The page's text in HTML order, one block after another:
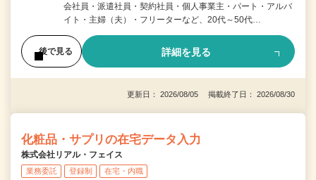
会社員・派遣社員・契約社員・個人事業主・パート・アルバ
イト・主婦（夫）・フリーターなど、20代～50代…
後で見る 詳細を見る
更新日： 2026/08/05 掲載終了日： 2026/08/30
化粧品・サプリの在宅データ入力
株式会社リアル・フェイス
業務委託 登録制 在宅・内職